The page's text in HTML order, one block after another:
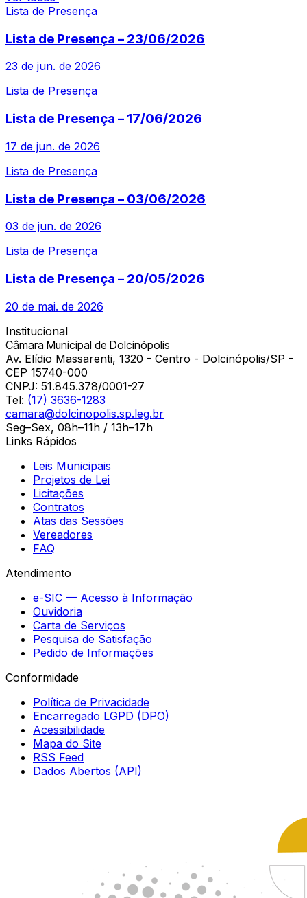
Lista de Presença
Lista de Presença – 23/06/2026
23 de jun. de 2026
Lista de Presença
Lista de Presença – 17/06/2026
17 de jun. de 2026
Lista de Presença
Lista de Presença – 03/06/2026
03 de jun. de 2026
Lista de Presença
Lista de Presença – 20/05/2026
20 de mai. de 2026
Institucional
Câmara Municipal de Dolcinópolis
Av. Elídio Massarenti, 1320 - Centro - Dolcinópolis/SP -
CEP 15740-000
CNPJ: 51.845.378/0001-27
Tel: (17) 3636-1283
camara@dolcinopolis.sp.leg.br
Seg–Sex, 08h–11h / 13h–17h
Links Rápidos
Leis Municipais
Projetos de Lei
Licitações
Contratos
Atas das Sessões
Vereadores
FAQ
Atendimento
e-SIC — Acesso à Informação
Ouvidoria
Carta de Serviços
Pesquisa de Satisfação
Pedido de Informações
Conformidade
Política de Privacidade
Encarregado LGPD (DPO)
Acessibilidade
Mapa do Site
RSS Feed
Dados Abertos (API)